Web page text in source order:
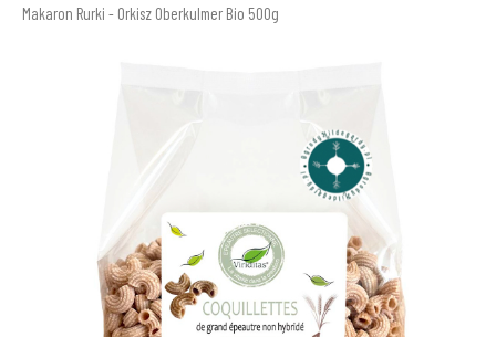
Makaron Rurki - Orkisz Oberkulmer Bio 500g